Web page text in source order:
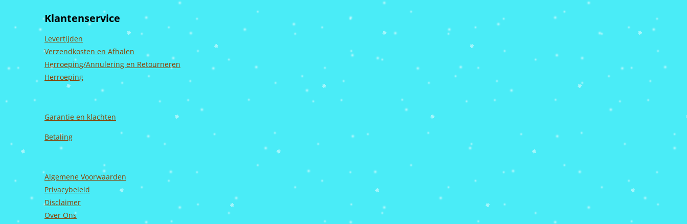
o
k
g
a
m
b
d
Klantenservice
Levertijden
Verzendkosten en Afhalen
Herroeping/Annulering en Retourneren
Herroeping
Garantie en klachten
Betaling
Algemene Voorwaarden
Privacybeleid
Disclaimer
Over Ons